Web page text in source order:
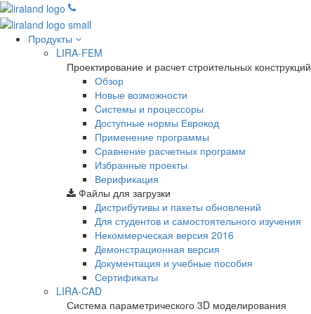
Продукты
LIRA-FEM
Проектирование и расчет строительных конструкций
Обзор
Новые возможности
Cистемы и процессоры
Доступные нормы Еврокод
Применение программы
Сравнение расчетных программ
Избранные проекты
Верификация
Файлы для загрузки
Дистрибутивы и пакеты обновлений
Для студентов и самостоятельного изучения
Некоммерческая версия 2016
Демонстрационная версия
Документация и учебные пособия
Сертификаты
LIRA-CAD
Система параметрического 3D моделирования